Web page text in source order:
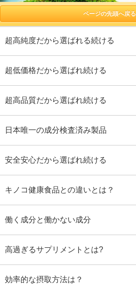
ページの先頭へ戻る
超高純度だから選ばれる続ける
超低価格だから選ばれ続ける
超高品質だから選ばれ続ける
日本唯一の成分検査済み製品
安全安心だから選ばれ続ける
キノコ健康食品との違いとは？
働く成分と働かない成分
高過ぎるサプリメントとは?
効率的な摂取方法は？